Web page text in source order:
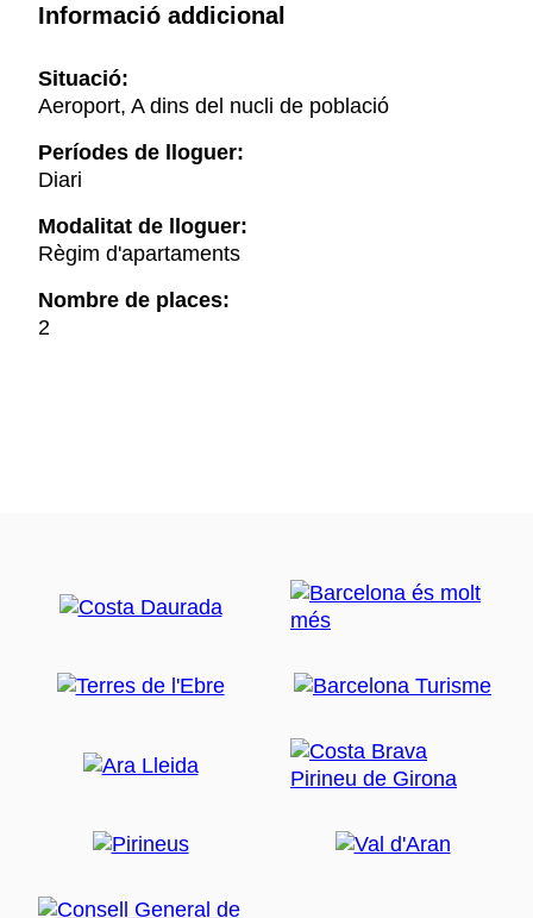
Informació addicional
Situació:
Aeroport, A dins del nucli de població
Períodes de lloguer:
Diari
Modalitat de lloguer:
Règim d'apartaments
Nombre de places:
2